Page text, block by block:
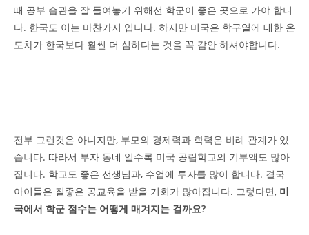
때 공부 습관을 잘 들여놓기 위해선 학군이 좋은 곳으로 가야 합니
다. 한국도 이는 마찬가지 입니다. 하지만 미국은 학구열에 대한 온
도차가 한국보다 훨씬 더 심하다는 것을 꼭 감안 하셔야합니다.
전부 그런것은 아니지만, 부모의 경제력과 학력은 비례 관계가 있
습니다. 따라서 부자 동네 일수록 미국 공립학교의 기부액도 많아
집니다. 학교도 좋은 선생님과, 수업에 투자를 많이 합니다. 결국
아이들은 질좋은 공교육을 받을 기회가 많아집니다. 그렇다면, 미
국에서 학군 점수는 어떻게 매겨지는 걸까요?